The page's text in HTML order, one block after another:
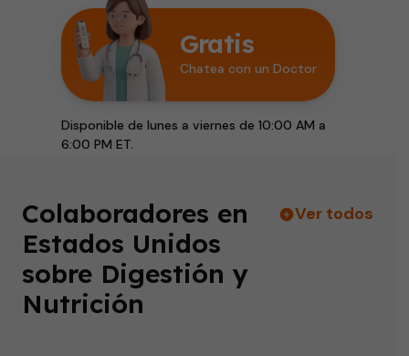
Gratis
Chatea con un Doctor
Disponible de lunes a viernes de 10:00 AM a
6:00 PM ET.
Colaboradores en
Estados Unidos
sobre Digestión y
Nutrición
Ver todos